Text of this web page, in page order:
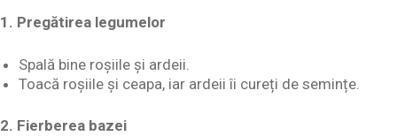
1. Pregătirea legumelor
Spală bine roșiile și ardeii.
Toacă roșiile și ceapa, iar ardeii îi cureți de semințe.
2. Fierberea bazei